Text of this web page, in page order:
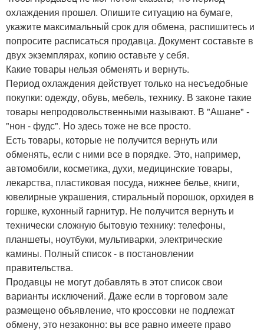
охлаждения прошел. Опишите ситуацию на бумаге,
укажите максимальный срок для обмена, распишитесь и
попросите расписаться продавца. Документ составьте в
двух экземплярах, копию оставьте у себя.
Какие товары нельзя обменять и вернуть.
Период охлаждения действует только на несъедобные
покупки: одежду, обувь, мебель, технику. В законе такие
товары непродовольственными называют. В "Ашане" -
"нон - фудс". Но здесь тоже не все просто.
Есть товары, которые не получится вернуть или
обменять, если с ними все в порядке. Это, например,
автомобили, косметика, духи, медицинские товары,
лекарства, пластиковая посуда, нижнее белье, книги,
ювелирные украшения, стиральный порошок, орхидея в
горшке, кухонный гарнитур. Не получится вернуть и
технически сложную бытовую технику: телефоны,
планшеты, ноутбуки, мультиварки, электрические
камины. Полный список - в постановлении
правительства.
Продавцы не могут добавлять в этот список свои
варианты исключений. Даже если в торговом зале
размещено объявление, что кроссовки не подлежат
обмену, это незаконно: вы все равно имеете право